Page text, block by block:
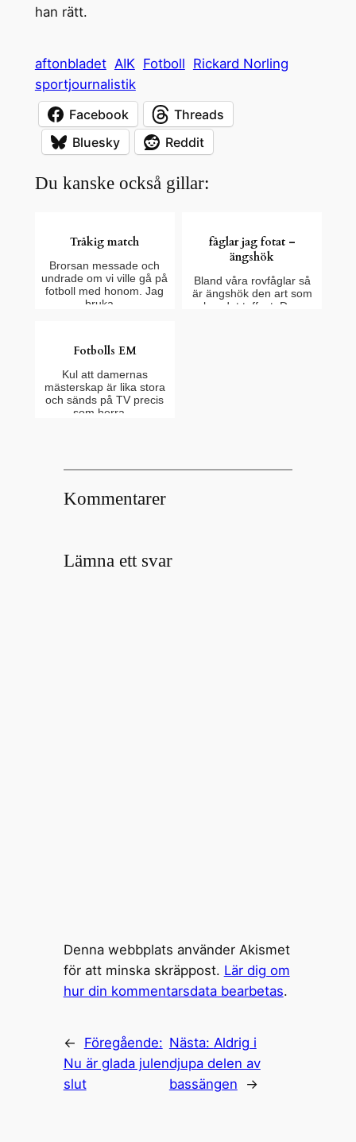
han rätt.
aftonbladet AIK Fotboll Rickard Norling
sportjournalistik
Facebook
Threads
Bluesky
Reddit
Du kanske också gillar:
Tråkig match
Brorsan messade och
undrade om vi ville gå på
fotboll med honom. Jag
bruka…
fåglar jag fotat –
ängshök
Bland våra rovfåglar så
är ängshök den art som
har det tuffast. Den
Fotbolls EM
Kul att damernas
mästerskap är lika stora
och sänds på TV precis
som herra…
Kommentarer
Lämna ett svar
Denna webbplats använder Akismet
för att minska skräppost. Lär dig om
hur din kommentarsdata bearbetas.
←
Föregående:
Nu är glada julen
slut
Nästa: Aldrig i
djupa delen av
bassängen
→